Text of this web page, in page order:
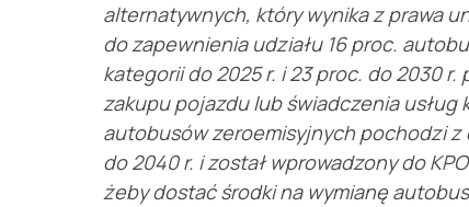
alternatywnych, który wynika z prawa
do zapewnienia udziału 16 proc.
kategorii do 2025 r. i 23 proc. do 2030
zakupu pojazdu lub świadczenia usług
autobusów zeroemisyjnych pochodzi
do 2040 r. i został wprowadzony do
żeby dostać środki na wymianę